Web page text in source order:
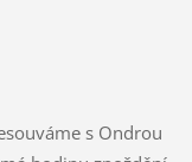
s Ondrou